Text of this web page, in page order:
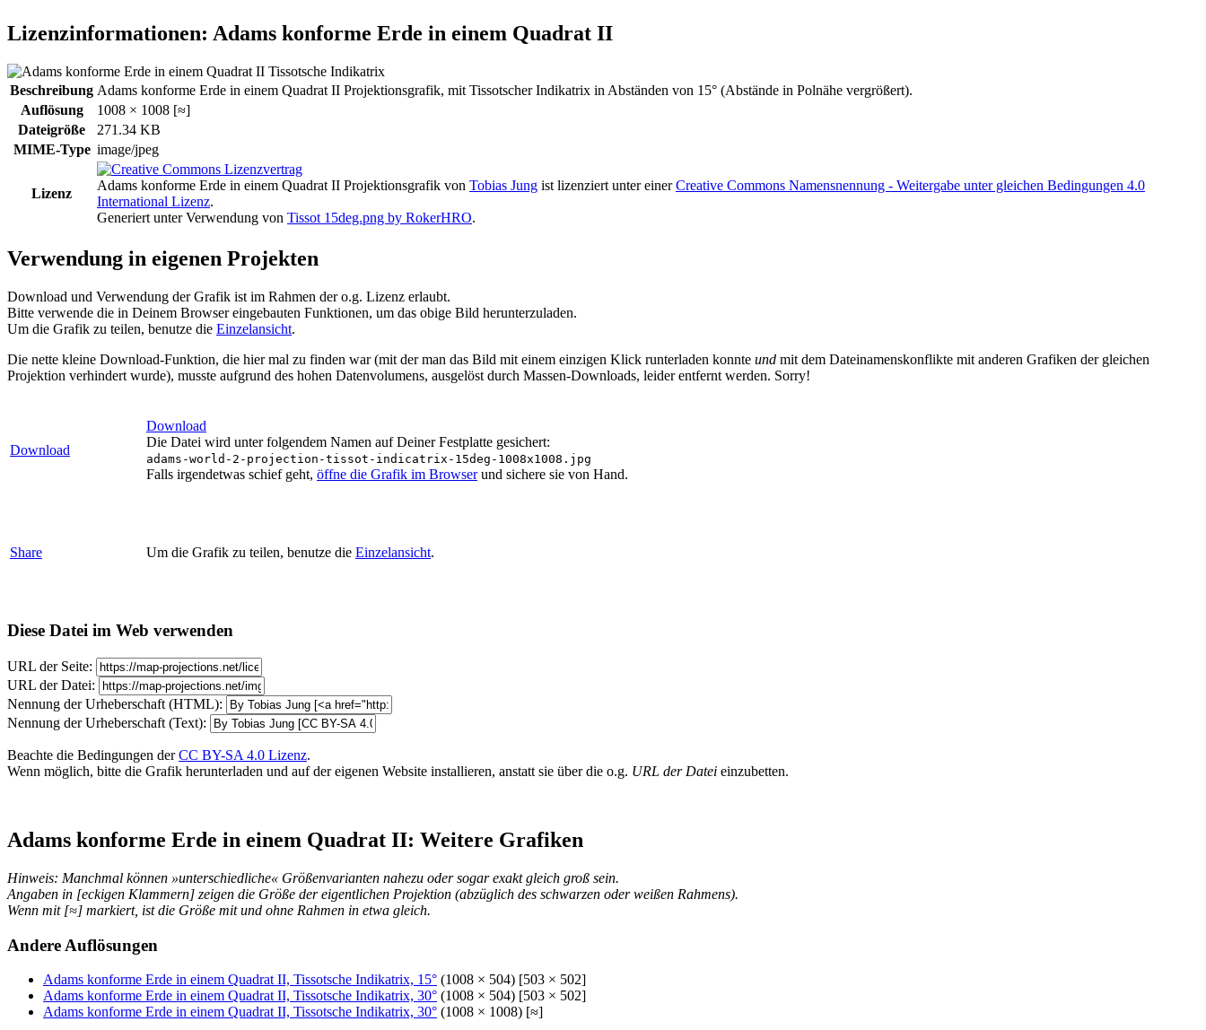
Lizenzinformationen: Adams konforme Erde in einem Quadrat II
Beschreibung Adams konforme Erde in einem Quadrat II Projektionsgrafik, mit Tissotscher Indikatrix in Abständen von 15° (Abstände in Polnähe vergrößert).
Auflösung
1008 × 1008 [≈]
Dateigröße
271.34 KB
MIME-Type image/jpeg
Lizenz
Adams konforme Erde in einem Quadrat II Projektionsgrafik von Tobias Jung ist lizenziert unter einerCreative Commons Namensnennung - Weitergabe unter gleichen Bedingungen 4.0
International Lizenz.
Generiert unter Verwendung von Tissot 15deg.png by RokerHRO.
Verwendung in eigenen Projekten
Download und Verwendung der Grafik ist im Rahmen der o.g. Lizenz erlaubt.
Bitte verwende die in Deinem Browser eingebauten Funktionen, um das obige Bild herunterzuladen.
Um die Grafik zu teilen, benutze die Einzelansicht.
Die nette kleine Download-Funktion, die hier mal zu finden war (mit der man das Bild mit einem einzigen Klick runterladen konnte und mit dem Dateinamenskonflikte mit anderen Grafiken der gleichen
Projektion verhindert wurde), musste aufgrund des hohen Datenvolumens, ausgelöst durch Massen-Downloads, leider entfernt werden. Sorry!
Download
Download
Die Datei wird unter folgendem Namen auf Deiner Festplatte gesichert:
adams-world-2-projection-tissot-indicatrix-15deg-1008x1008.jpg
Falls irgendetwas schief geht, öffne die Grafik im Browserund sichere sie von Hand.
Share Um die Grafik zu teilen, benutze die Einzelansicht.
Diese Datei im Web verwenden
URL der Seite:
URL der Datei:
Nennung der Urheberschaft (HTML):
Nennung der Urheberschaft (Text):
Beachte die Bedingungen derCC BY-SA 4.0 Lizenz.
Wenn möglich, bitte die Grafik herunterladen und auf der eigenen Website installieren, anstatt sie über die o.g. URL der Datei einzubetten.
Adams konforme Erde in einem Quadrat II: Weitere Grafiken
Hinweis: Manchmal können »unterschiedliche« Größenvarianten nahezu oder sogar exakt gleich groß sein.
Angaben in [eckigen Klammern] zeigen die Größe der eigentlichen Projektion (abzüglich des schwarzen oder weißen Rahmens).
Wenn mit [≈] markiert, ist die Größe mit und ohne Rahmen in etwa gleich.
Andere Auflösungen
Adams konforme Erde in einem Quadrat II, Tissotsche Indikatrix, 15° (1008 × 504) [503 × 502]
Adams konforme Erde in einem Quadrat II, Tissotsche Indikatrix, 30° (1008 × 504) [503 × 502]
Adams konforme Erde in einem Quadrat II, Tissotsche Indikatrix, 30° (1008 × 1008) [≈]